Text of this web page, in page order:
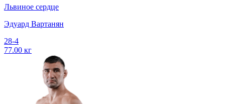
Львиное сердце
Эдуард Вартанян
28-4
77.00 кг